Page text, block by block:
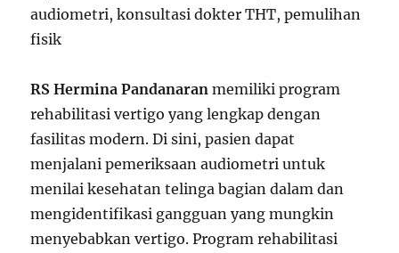
audiometri, konsultasi dokter THT, pemulihan
fisik
RS Hermina Pandanaran memiliki program
rehabilitasi vertigo yang lengkap dengan
fasilitas modern. Di sini, pasien dapat
menjalani pemeriksaan audiometri untuk
menilai kesehatan telinga bagian dalam dan
mengidentifikasi gangguan yang mungkin
menyebabkan vertigo. Program rehabilitasi